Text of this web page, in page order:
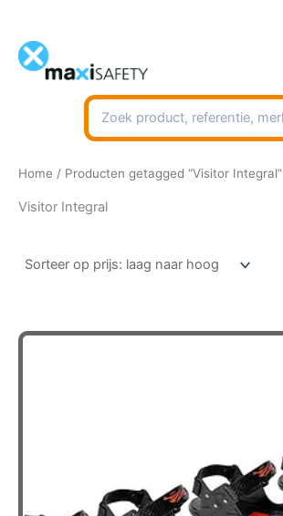
inhoud
Zoeken
naar:
Home / Producten getagged “Visitor Integral”
Visitor Integral